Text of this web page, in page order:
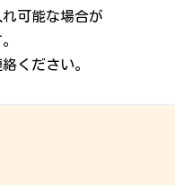
可能な場合が
ください。